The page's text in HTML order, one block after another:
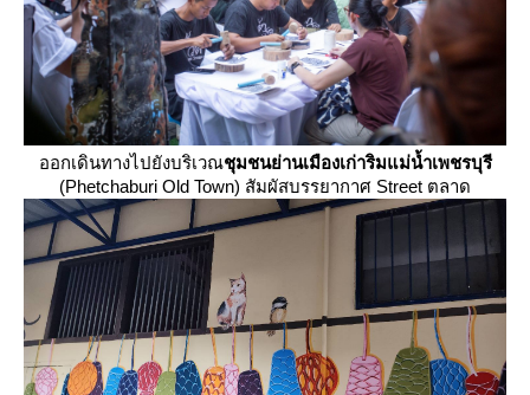
ออกเดินทางไปยังบริเวณชุมชนย่านเมืองเก่าริมแม่น้ำเพชรบุรี
(Phetchaburi Old Town) สัมผัสบรรยากาศ Street ตลาด